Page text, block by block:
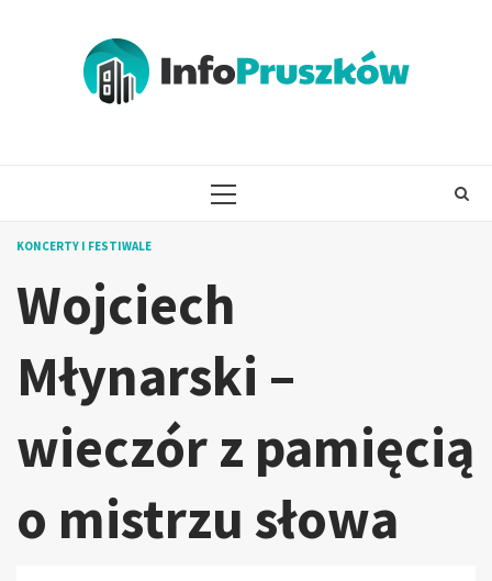
PRIMARY
KONCERTY I FESTIWALE
Wojciech
Młynarski –
wieczór z pamięcią
o mistrzu słowa